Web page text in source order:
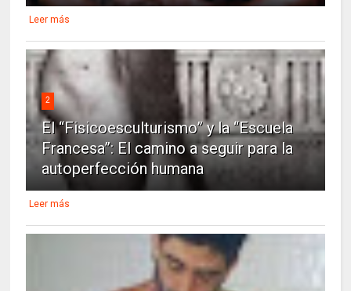
Leer más
2
El “Fisicoesculturismo” y la “Escuela
Francesa”: El camino a seguir para la
autoperfección humana
Leer más